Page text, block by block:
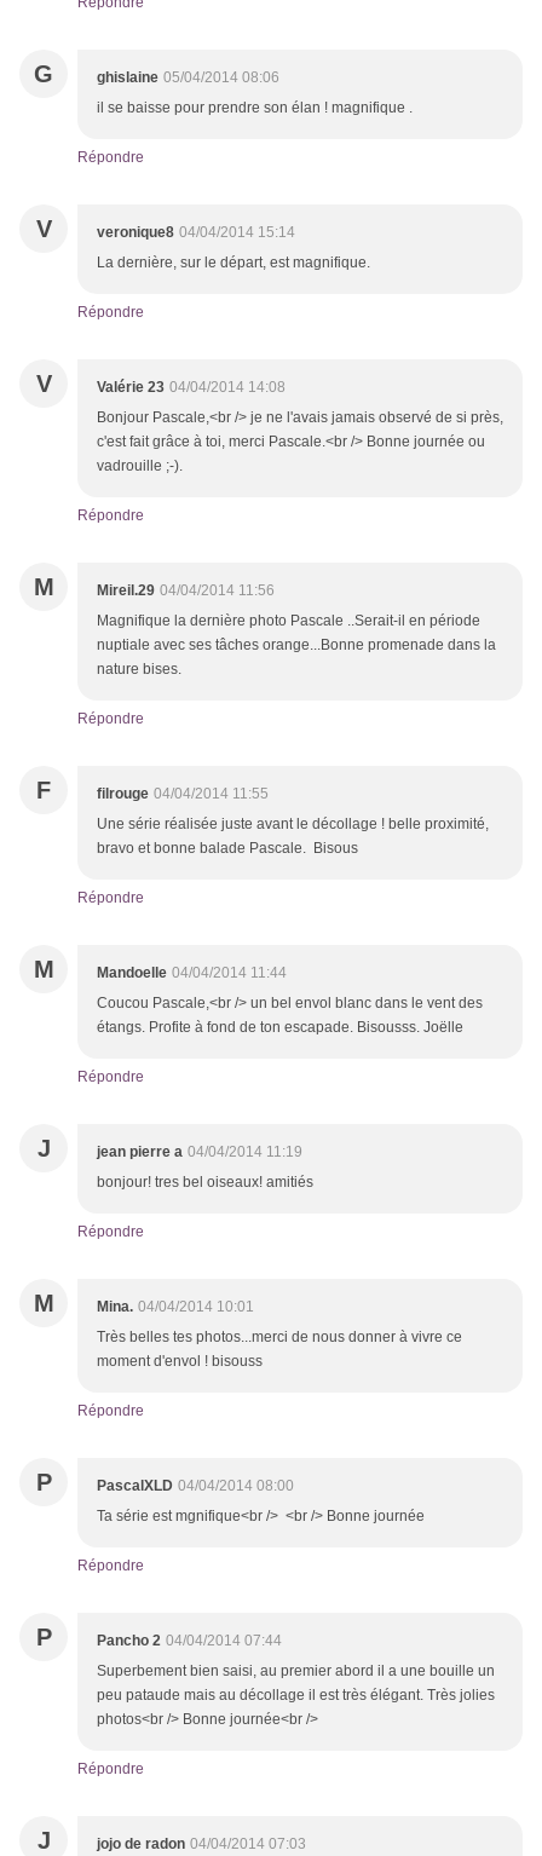
G ghislaine 05/04/2014 08:06
il se baisse pour prendre son élan ! magnifique .
Répondre
V veronique8 04/04/2014 15:14
La dernière, sur le départ, est magnifique.
Répondre
V Valérie 23 04/04/2014 14:08
Bonjour Pascale,<br /> je ne l'avais jamais observé de si près,
c'est fait grâce à toi, merci Pascale.<br /> Bonne journée ou
vadrouille ;-).
Répondre
M Mireil.29 04/04/2014 11:56
Magnifique la dernière photo Pascale ..Serait-il en période
nuptiale avec ses tâches orange...Bonne promenade dans la
nature bises.
Répondre
F filrouge 04/04/2014 11:55
Une série réalisée juste avant le décollage ! belle proximité,
bravo et bonne balade Pascale. Bisous
Répondre
M Mandoelle 04/04/2014 11:44
Coucou Pascale,<br /> un bel envol blanc dans le vent des
étangs. Profite à fond de ton escapade. Bisousss. Joëlle
Répondre
J jean pierre a 04/04/2014 11:19
bonjour! tres bel oiseaux! amitiés
Répondre
M Mina. 04/04/2014 10:01
Très belles tes photos...merci de nous donner à vivre ce
moment d'envol ! bisouss
Répondre
P PascalXLD 04/04/2014 08:00
Ta série est mgnifique<br /> <br /> Bonne journée
Répondre
P Pancho 2 04/04/2014 07:44
Superbement bien saisi, au premier abord il a une bouille un
peu pataude mais au décollage il est très élégant. Très jolies
photos<br /> Bonne journée<br />
Répondre
J jojo de radon 04/04/2014 07:03